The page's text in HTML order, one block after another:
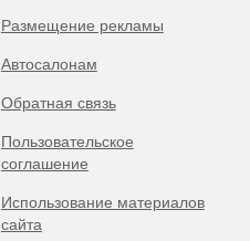
Размещение рекламы
Автосалонам
Обратная связь
Пользовательское
соглашение
Использование материалов
сайта